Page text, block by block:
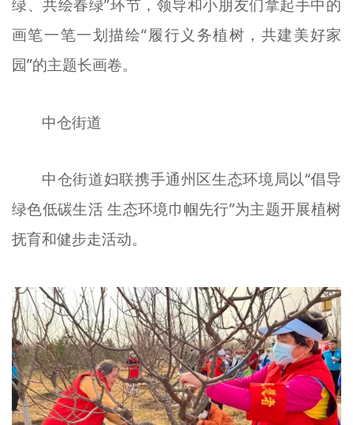
绿、共绘春绿”环节，领导和小朋友们拿起手中的
画笔一笔一划描绘“履行义务植树，共建美好家
园”的主题长画卷。
中仓街道
中仓街道妇联携手通州区生态环境局以“倡导
绿色低碳生活 生态环境巾帼先行”为主题开展植树
抚育和健步走活动。